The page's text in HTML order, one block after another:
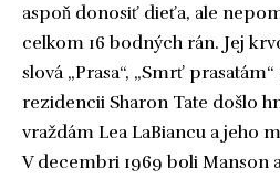
aspoň donosiť dieťa, ale
celkom 16 bodných rán. Jej
slová „Prasa“, „Smrť
rezidencii Sharon Tate došlo
vraždám Lea LaBiancu a jeho
V decembri 1969 boli Manson